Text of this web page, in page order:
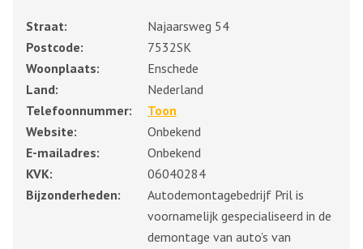
Straat:
Najaarsweg 54
Postcode:
7532SK
Woonplaats:
Enschede
Land:
Nederland
Telefoonnummer:
Toon
Website:
Onbekend
E-mailadres:
Onbekend
KVK:
06040284
Bijzonderheden:
Autodemontagebedrijf Pril is
voornamelijk gespecialiseerd in de
demontage van auto’s van